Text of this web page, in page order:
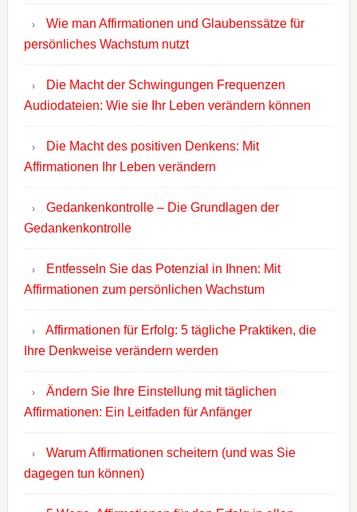
Wie man Affirmationen und Glaubenssätze für
persönliches Wachstum nutzt
Die Macht der Schwingungen Frequenzen
Audiodateien: Wie sie Ihr Leben verändern können
Die Macht des positiven Denkens: Mit
Affirmationen Ihr Leben verändern
Gedankenkontrolle – Die Grundlagen der
Gedankenkontrolle
Entfesseln Sie das Potenzial in Ihnen: Mit
Affirmationen zum persönlichen Wachstum
Affirmationen für Erfolg: 5 tägliche Praktiken, die
Ihre Denkweise verändern werden
Ändern Sie Ihre Einstellung mit täglichen
Affirmationen: Ein Leitfaden für Anfänger
Warum Affirmationen scheitern (und was Sie
dagegen tun können)